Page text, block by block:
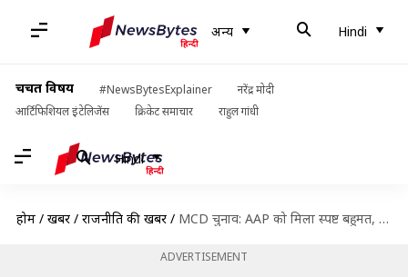
अन्य Hindi
चर्चित विषय #NewsBytesExplainer
नरेंद्र मोदी
आर्टिफिशियल इंटेलिजेंस
क्रिकेट समाचार राहुल गांधी
Hindi
होम / खबरें / राजनीति की खबरें / MCD चुनाव: AAP को मिला स्पष्ट बहुमत, लेकिन मनीष सिसोदिया और जैन के इलाकों में हार
ADVERTISEMENT